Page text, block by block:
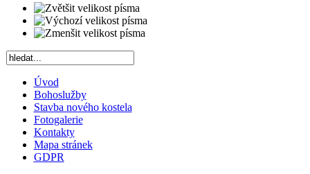
Úvod
Bohoslužby
Stavba nového kostela
Fotogalerie
Kontakty
Mapa stránek
GDPR